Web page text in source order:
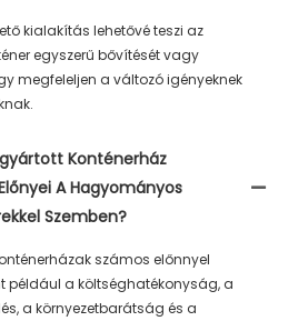
kialakítás lehetővé teszi az
egyszerű bővítését vagy
megfeleljen a változó igényeknek
Konténerház
A Hagyományos
Szemben?
számos előnnyel
például a költséghatékonyság, a
a környezetbarátság és a